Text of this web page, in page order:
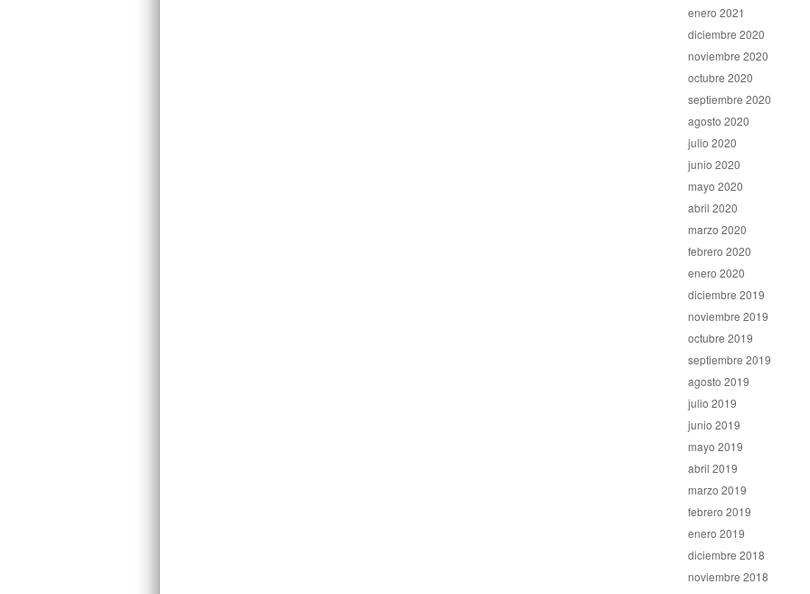
enero 2021
diciembre 2020
noviembre 2020
octubre 2020
septiembre 2020
agosto 2020
julio 2020
junio 2020
mayo 2020
abril 2020
marzo 2020
febrero 2020
enero 2020
diciembre 2019
noviembre 2019
octubre 2019
septiembre 2019
agosto 2019
julio 2019
junio 2019
mayo 2019
abril 2019
marzo 2019
febrero 2019
enero 2019
diciembre 2018
noviembre 2018